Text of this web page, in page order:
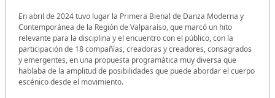
En abril de 2024 tuvo lugar la Primera Bienal de Danza Moderna y
Contemporánea de la Región de Valparaíso, que marcó un hito
relevante para la disciplina y el encuentro con el público, con la
participación de 18 compañías, creadoras y creadores, consagrados
y emergentes, en una propuesta programática muy diversa que
hablaba de la amplitud de posibilidades que puede abordar el cuerpo
escénico desde el movimiento.